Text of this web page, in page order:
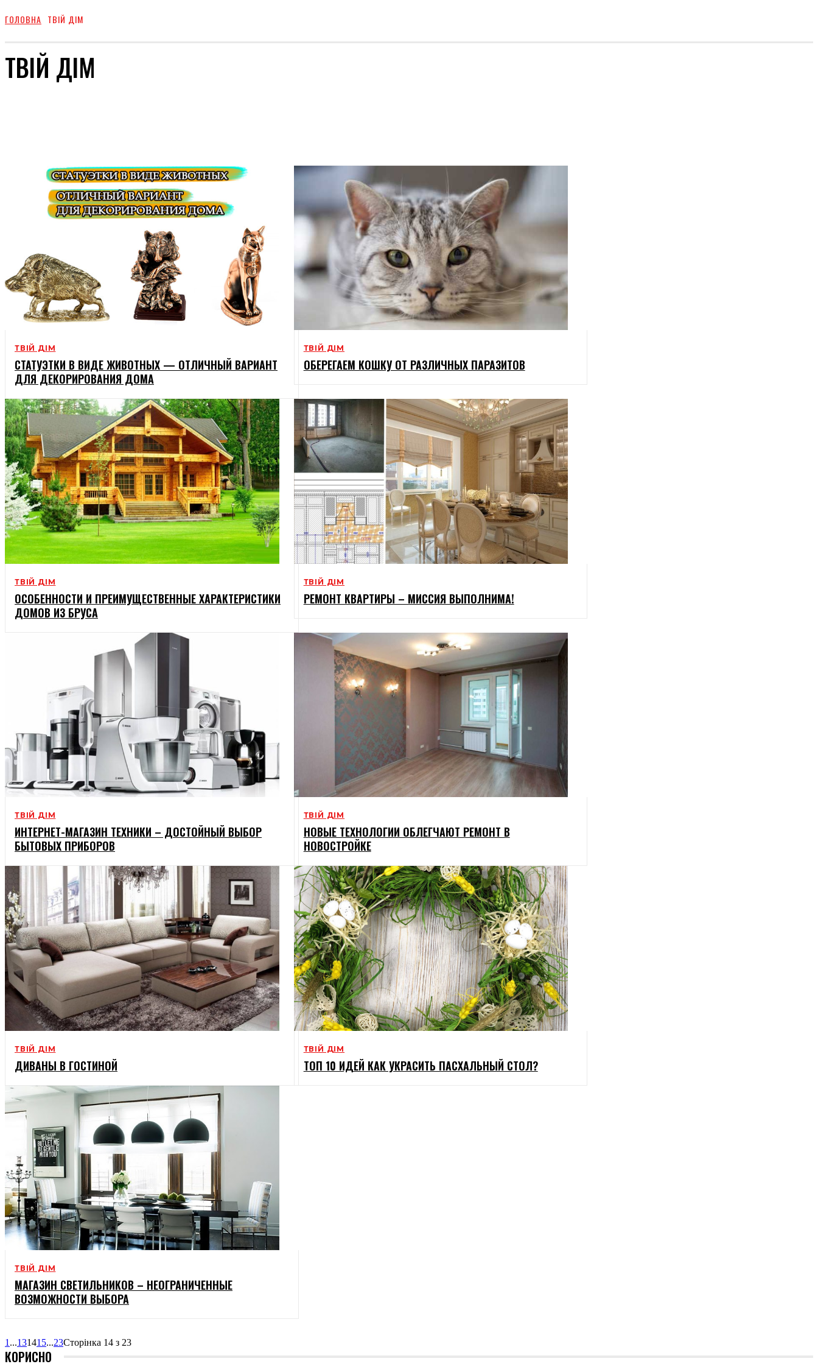
ГОЛОВНА ТВІЙ ДІМ
ТВІЙ ДІМ
ТВІЙ ДІМ
СТАТУЭТКИ В ВИДЕ ЖИВОТНЫХ — ОТЛИЧНЫЙ ВАРИАНТ
ДЛЯ ДЕКОРИРОВАНИЯ ДОМА
ТВІЙ ДІМ
ОБЕРЕГАЕМ КОШКУ ОТ РАЗЛИЧНЫХ ПАРАЗИТОВ
ТВІЙ ДІМ
ОСОБЕННОСТИ И ПРЕИМУЩЕСТВЕННЫЕ ХАРАКТЕРИСТИКИ
ДОМОВ ИЗ БРУСА
ТВІЙ ДІМ
РЕМОНТ КВАРТИРЫ – МИССИЯ ВЫПОЛНИМА!
ТВІЙ ДІМ
ИНТЕРНЕТ-МАГАЗИН ТЕХНИКИ – ДОСТОЙНЫЙ ВЫБОР
БЫТОВЫХ ПРИБОРОВ
ТВІЙ ДІМ
НОВЫЕ ТЕХНОЛОГИИ ОБЛЕГЧАЮТ РЕМОНТ В
НОВОСТРОЙКЕ
ТВІЙ ДІМ
ДИВАНЫ В ГОСТИНОЙ
ТВІЙ ДІМ
ТОП 10 ИДЕЙ КАК УКРАСИТЬ ПАСХАЛЬНЫЙ СТОЛ?
ТВІЙ ДІМ
МАГАЗИН СВЕТИЛЬНИКОВ – НЕОГРАНИЧЕННЫЕ
ВОЗМОЖНОСТИ ВЫБОРА
1 ...131415...23Сторінка 14 з 23
КОРИСНО